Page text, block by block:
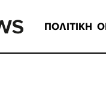
ΠΟΛΙΤΙΚΗ